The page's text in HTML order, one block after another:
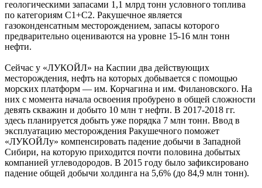
геологическими запасами 1,1 млрд тонн условного топлива
по категориям С1+С2. Ракушечное является
газоконденсатным месторождением, запасы которого
предварительно оцениваются на уровне 15-16 млн тонн
нефти.
Сейчас у «ЛУКОЙЛ» на Каспии два действующих
месторождения, нефть на которых добывается с помощью
морских платформ — им. Корчагина и им. Филановского. На
них с момента начала освоения пробурено в общей сложности
девять скважин и добыто 10 млн т нефти. В 2017-2018 гг.
здесь планируется добыть уже порядка 7 млн тонн. Ввод в
эксплуатацию месторождения Ракушечного поможет
«ЛУКОЙЛу» компенсировать падение добычи в Западной
Сибири, на которую приходится почти половина добытых
компанией углеводородов. В 2015 году было зафиксировано
падение общей добычи холдинга на 5,6% (до 84,9 млн тонн).